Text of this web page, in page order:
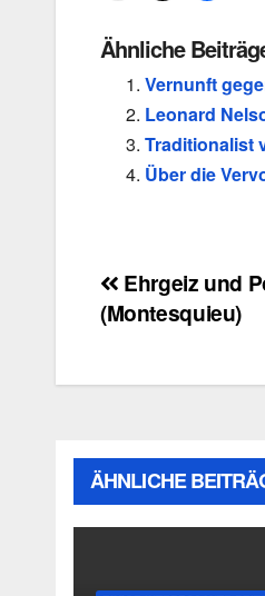
Ähnliche
Vernunft
Leonard
Traditionalist
Über die
Ehrgeiz und
(Montesquieu)
ÄHNLICHE